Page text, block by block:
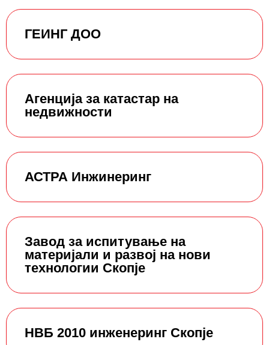
ГЕИНГ ДОО
Агенција за катастар на
недвижности
АСТРА Инжинеринг
Завод за испитување на
материјали и развој на нови
технологии Скопје
НВБ 2010 инженеринг Скопје